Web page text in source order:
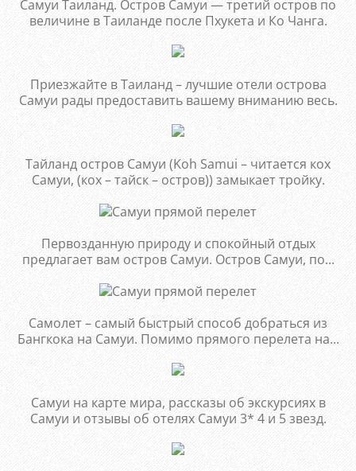
Самуи Таиланд. Остров Самуи — третий остров по
величине в Таиланде после Пхукета и Ко Чанга.
Приезжайте в Таиланд – лучшие отели острова
Самуи рады предоставить вашему вниманию весь.
Тайланд остров Самуи (Koh Samui – читается кох
Самуи, (кох – тайск – остров)) замыкает тройку.
Первозданную природу и спокойный отдых
предлагает вам остров Самуи. Остров Самуи, по...
Самолет – самый быстрый способ добраться из
Бангкока на Самуи. Помимо прямого перелета на...
Самуи на карте мира, рассказы об экскурсиях в
Самуи и отзывы об отелях Самуи 3* 4 и 5 звезд.